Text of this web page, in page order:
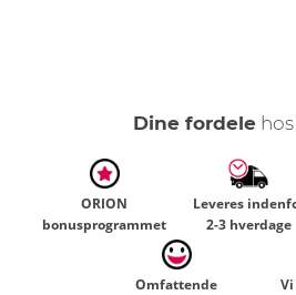
Dine fordele
ORION
bonusprogrammet
Leveres
2-3 hverdage
Omfattende